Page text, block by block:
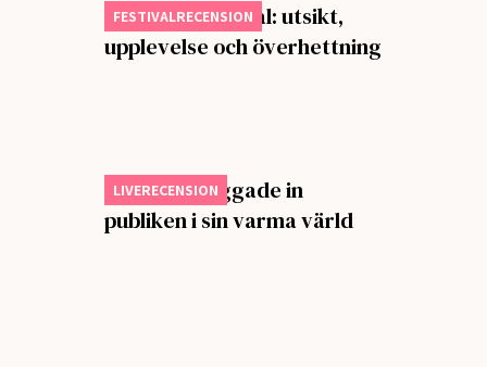
FESTIVALRECENSION
Butterfly Festival: utsikt,
upplevelse och överhettning
LIVERECENSION
Big Thief vaggade in
publiken i sin varma värld